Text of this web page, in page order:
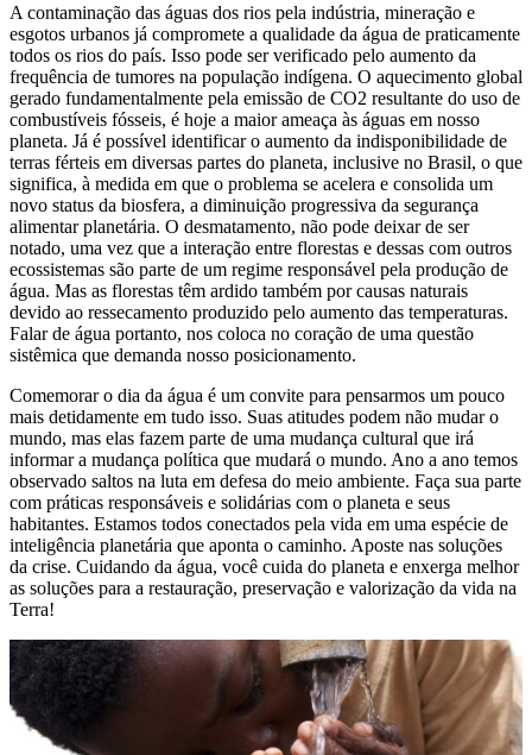
A contaminação das águas dos rios pela indústria, mineração e
esgotos urbanos já compromete a qualidade da água de praticamente
todos os rios do país. Isso pode ser verificado pelo aumento da
frequência de tumores na população indígena. O aquecimento global
gerado fundamentalmente pela emissão de CO2 resultante do uso de
combustíveis fósseis, é hoje a maior ameaça às águas em nosso
planeta. Já é possível identificar o aumento da indisponibilidade de
terras férteis em diversas partes do planeta, inclusive no Brasil, o que
significa, à medida em que o problema se acelera e consolida um
novo status da biosfera, a diminuição progressiva da segurança
alimentar planetária. O desmatamento, não pode deixar de ser
notado, uma vez que a interação entre florestas e dessas com outros
ecossistemas são parte de um regime responsável pela produção de
água. Mas as florestas têm ardido também por causas naturais
devido ao ressecamento produzido pelo aumento das temperaturas.
Falar de água portanto, nos coloca no coração de uma questão
sistêmica que demanda nosso posicionamento.
Comemorar o dia da água é um convite para pensarmos um pouco
mais detidamente em tudo isso. Suas atitudes podem não mudar o
mundo, mas elas fazem parte de uma mudança cultural que irá
informar a mudança política que mudará o mundo. Ano a ano temos
observado saltos na luta em defesa do meio ambiente. Faça sua parte
com práticas responsáveis e solidárias com o planeta e seus
habitantes. Estamos todos conectados pela vida em uma espécie de
inteligência planetária que aponta o caminho. Aposte nas soluções
da crise. Cuidando da água, você cuida do planeta e enxerga melhor
as soluções para a restauração, preservação e valorização da vida na
Terra!